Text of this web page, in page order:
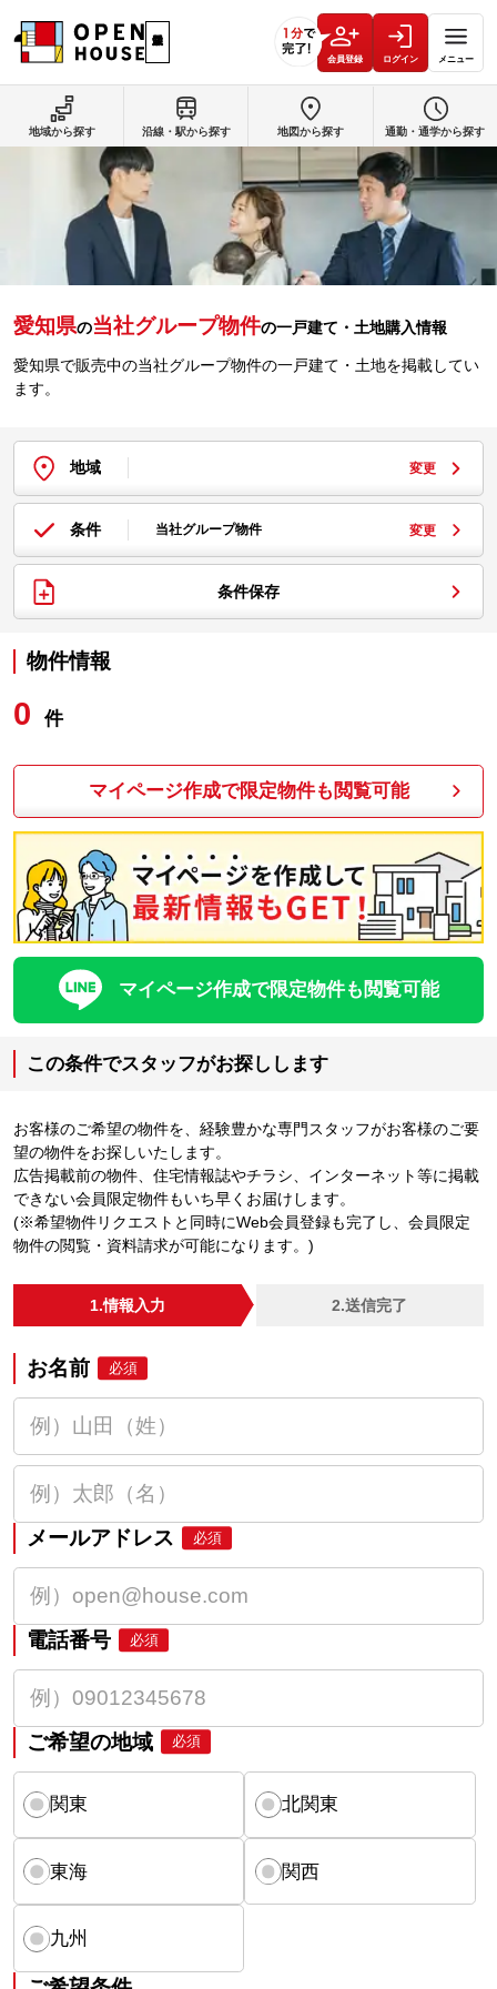
会員登録 ログイン メニュー
愛知県の当社グループ物件の一戸建て・土地購入情報
愛知県で販売中の当社グループ物件の一戸建て・土地を掲載してい
ます。
地域 変更
条件 当社グループ物件 変更
条件保存
物件情報
0 件
マイページ作成で限定物件も閲覧可能
マイページ作成で限定物件も閲覧可能
この条件でスタッフがお探しします
お客様のご希望の物件を、経験豊かな専門スタッフがお客様のご要
望の物件をお探しいたします。
広告掲載前の物件、住宅情報誌やチラシ、インターネット等に掲載
できない会員限定物件もいち早くお届けします。
(※希望物件リクエストと同時にWeb会員登録も完了し、会員限定
物件の閲覧・資料請求が可能になります。)
1.情報入力 2.送信完了
お名前 必須
メールアドレス 必須
電話番号 必須
ご希望の地域 必須
関東 北関東
東海 関西
九州
地域から探す 沿線・駅から探す 地図から探す 通勤・通学から探す